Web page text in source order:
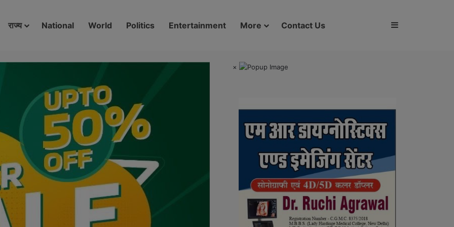
राज्य National World Politics Entertainment More Contact Us Sidebar
×